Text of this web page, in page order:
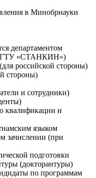
в Минобрнауки
департаментом
МГТУ «СТАНКИН»)
российской стороны)
стороны)
и сотрудники)
квалификации и
языком
зачислении (при
подготовки
(докторантуры)
по программам